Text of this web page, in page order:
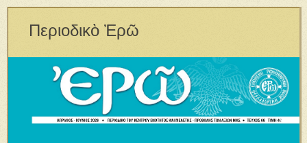
Περιοδικὸ Ἐρῶ